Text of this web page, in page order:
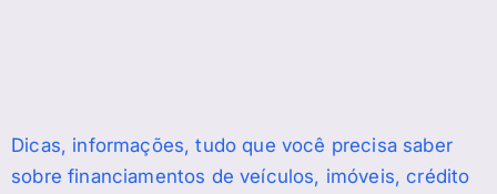
Dicas, informações, tudo que você precisa saber
sobre financiamentos de veículos, imóveis, crédito